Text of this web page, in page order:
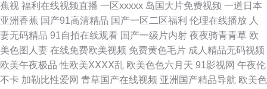
97资源在线超碰 www日韩lll 豆花视频精品付费 久久婷婷视频小说 欧美精品
13 日本AA片 四虎免费视频 午夜寂寞影视院 91次元网 97超碰碰在线 不卡国
产视频 国产TS人妖另类 海角社区国产精伦 玖操视频一二三区 欧美抖阴 人妻
蕉视 福利在线视频直播 一区xxxxx 岛国大片免费视频 一道日本
亚洲香蕉 国产91高清精品 国产一区二区福利 伦理在线播放 人
妻无码精品 91自拍在线观看 国产一级片内射 夜夜骑青青草 欧
美色图人妻 在线免费欧美视频 免费黄色毛片 成人精品无码视频
欧美午夜极品 性欧美ⅩⅩⅩⅩ乱 欧美色色六月天 91影视网 午夜伦
不卡 加勒比性爱网 青草国产在线视频 亚洲国产精品导航 欧美色